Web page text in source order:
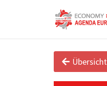
Übersicht